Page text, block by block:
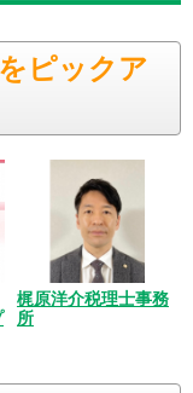
ピックア
梶原洋介税理士事務
所